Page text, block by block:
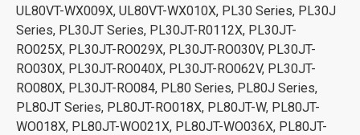
UL80VT-WX009X, UL80VT-WX010X, PL30 Series, PL30J
Series, PL30JT Series, PL30JT-R0112X, PL30JT-
RO025X, PL30JT-RO029X, PL30JT-RO030V, PL30JT-
RO030X, PL30JT-RO040X, PL30JT-RO062V, PL30JT-
RO080X, PL30JT-RO084, PL80 Series, PL80J Series,
PL80JT Series, PL80JT-RO018X, PL80JT-W, PL80JT-
WO018X, PL80JT-WO021X, PL80JT-WO036X, PL80JT-